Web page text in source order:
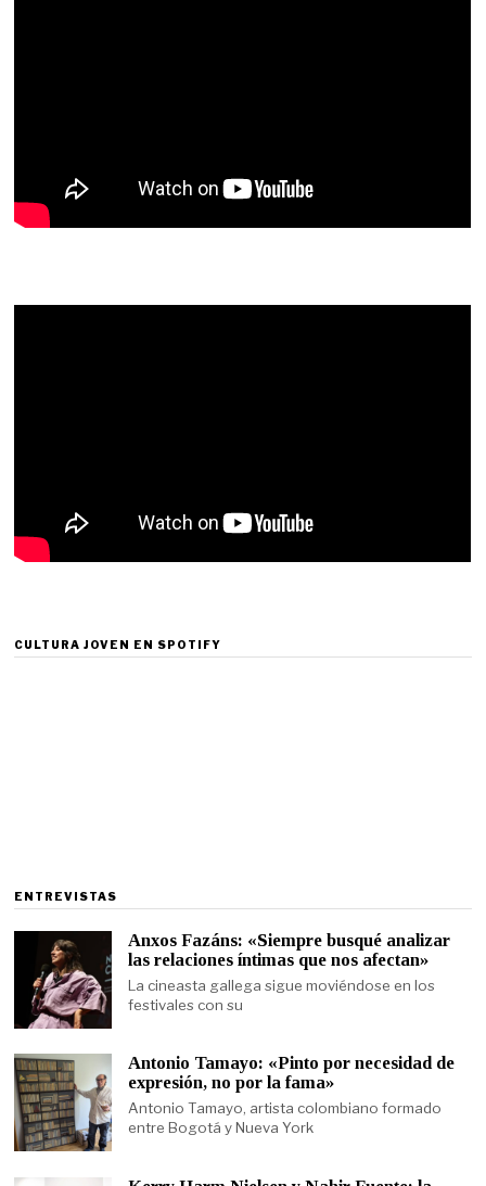
CULTURA JOVEN EN SPOTIFY
ENTREVISTAS
Anxos Fazáns: «Siempre busqué analizar
las relaciones íntimas que nos afectan»
La cineasta gallega sigue moviéndose en los
festivales con su
Antonio Tamayo: «Pinto por necesidad de
expresión, no por la fama»
Antonio Tamayo, artista colombiano formado
entre Bogotá y Nueva York